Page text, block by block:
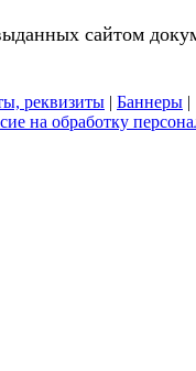
сайтом
реквизиты | Баннеры |
на обработку